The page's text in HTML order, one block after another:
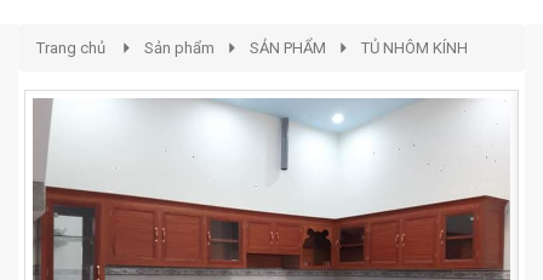
Trang chủ Sản phẩm SẢN PHẨM TỦ NHÔM KÍNH